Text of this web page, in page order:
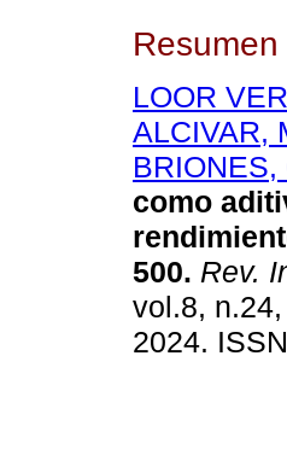
Resumen
LOOR
ALCIVAR,
como
500. Rev.
vol.8,
2024.